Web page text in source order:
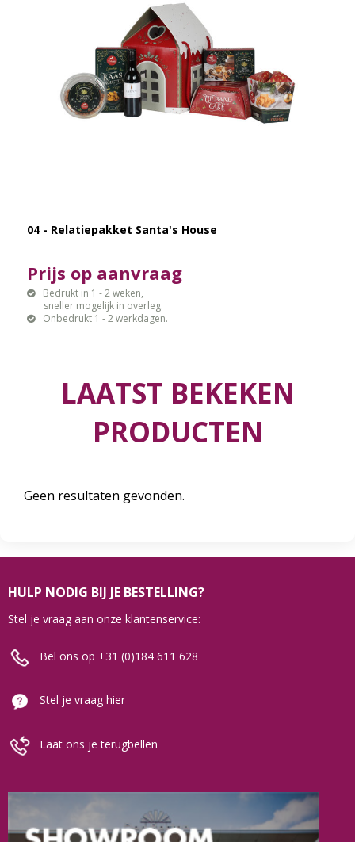
04 - Relatiepakket Santa's House
Prijs op aanvraag
Bedrukt in 1 - 2 weken,
sneller mogelijk in overleg.
Onbedrukt 1 - 2 werkdagen.
LAATST BEKEKEN
PRODUCTEN
Geen resultaten gevonden.
HULP NODIG BIJ JE BESTELLING?
Stel je vraag aan onze klantenservice:
Bel ons op +31 (0)184 611 628
Stel je vraag hier
Laat ons je terugbellen